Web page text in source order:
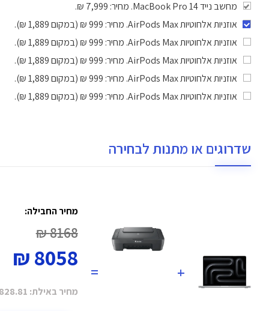
מחשב נייד MacBook Pro 14. מחיר: 7,999 ₪.
אוזניות אלחוטיות AirPods Max
. מחיר: 999 ₪ (במקום 1,889 ₪).
אוזניות אלחוטיות AirPods Max
. מחיר: 999 ₪ (במקום 1,889 ₪).
אוזניות אלחוטיות AirPods Max
. מחיר: 999 ₪ (במקום 1,889 ₪).
אוזניות אלחוטיות AirPods Max
. מחיר: 999 ₪ (במקום 1,889 ₪).
אוזניות אלחוטיות AirPods Max
. מחיר: 999 ₪ (במקום 1,889 ₪).
שדרוגים או מתנות לבחירה
+
=
מחיר החבילה:
8168 ₪
8058 ₪
מחיר באילת: ₪